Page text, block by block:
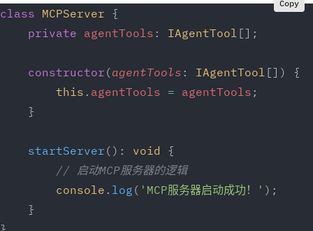
class MCPServer {
    private
agentTools : IAgentTool [];
    constructor
(agentTools : IAgentTool []) {
        this
. agentTools = agentTools ;
    }
    startServer
(): void {
        // 启动MCP服务器的逻辑
        console
. log ( 'MCP服务器启动成功！' );
    }
Copy